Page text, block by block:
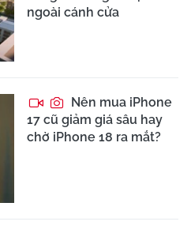
ngoài cánh cửa
Nên mua iPhone
17 cũ giảm giá sâu hay
chờ iPhone 18 ra mắt?